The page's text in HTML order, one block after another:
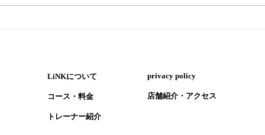
LiNKについて
コース・​料金
​トレーナー紹介
​privacy policy
​店舗紹介・アクセス